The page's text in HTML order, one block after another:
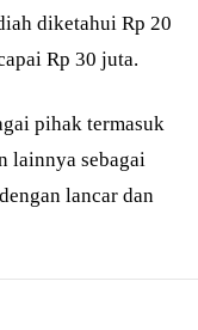
diketahui Rp 20
Rp 30 juta.
pihak termasuk
lainnya sebagai
lancar dan